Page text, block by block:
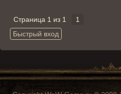
Страница 1 из 1 1